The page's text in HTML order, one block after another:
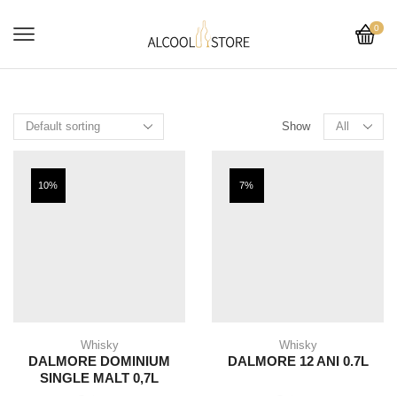
0
Show
10%
Whisky
DALMORE DOMINIUM
SINGLE MALT 0,7L
7%
Whisky
DALMORE 12 ANI 0.7L